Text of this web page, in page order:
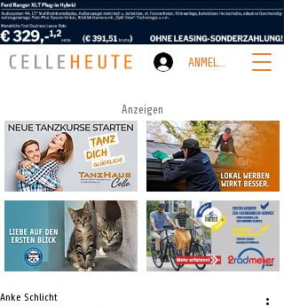
ANMELDEN
Anzeigen
Anke Schlicht